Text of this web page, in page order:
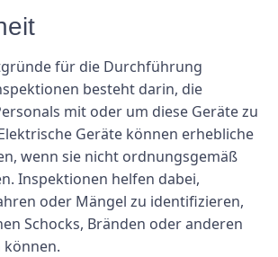
für die Durchführung
besteht darin, die
mit oder um diese Geräte zu
Geräte können erhebliche
wenn sie nicht ordnungsgemäß
Inspektionen helfen dabei,
oder Mängel zu identifizieren,
Schocks, Bränden oder anderen